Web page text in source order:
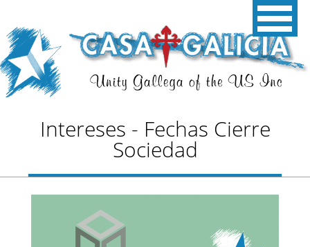
Intereses - Fechas Cierre
Sociedad